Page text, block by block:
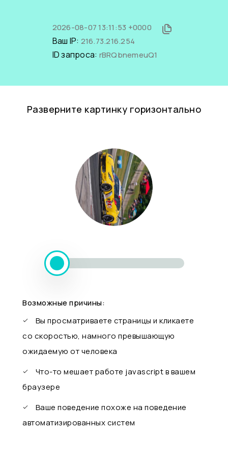
2026-08-07 13:11:53 +0000
Ваш IP: 216.73.216.254
ID запроса: rBRQbnemeuQ1
Разверните картинку горизонтально
Возможные причины:
Вы просматриваете страницы и кликаете
со скоростью, намного превышающую
ожидаемую от человека
Что-то мешает работе javascript в вашем
браузере
Ваше поведение похоже на поведение
автоматизированных систем